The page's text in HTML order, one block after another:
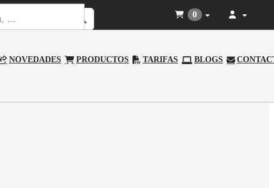
NOVEDADES PRODUCTOS TARIFAS BLOGS
0